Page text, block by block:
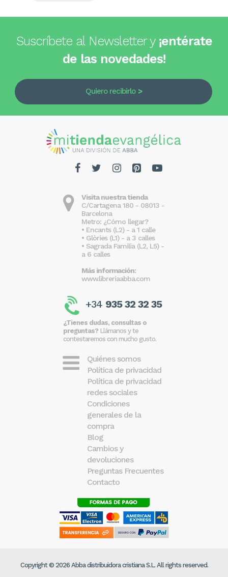
Suscríbete al Newsletter y ¡entérate
de las novedades!
Quiero recibirlo
Visita nuestra tienda
C/Cartagena 180 - 08013 -
Barcelona
Metro: ¿Cómo llegar?
• Encants (L2) - a 1 calle
• Glòries (L1) - a 3 calles
• Sagrada Familia (L2, L5) -
a 6 calles
Más información:
www.libreriaabba.com
+34 935 32 32 35
¿Tienes dudas, consultas o
preguntas? Llámanos y te
contestaremos con mucho gusto.
Quiénes somos
Política de privacidad
Política de privacidad
redes sociales
Condiciones
generales de la
compra
Blog
Cambios y
devoluciones
Preguntas Frecuentes
Contacto
Copyright © 2026 Abba distribuidora cristiana S.L. All rights reserved.